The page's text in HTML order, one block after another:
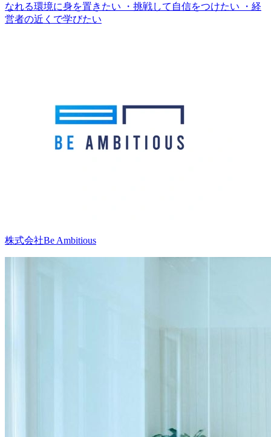
なれる環境に身を置きたい ・挑戦して自信をつけたい ・経
営者の近くで学びたい
株式会社Be Ambitious